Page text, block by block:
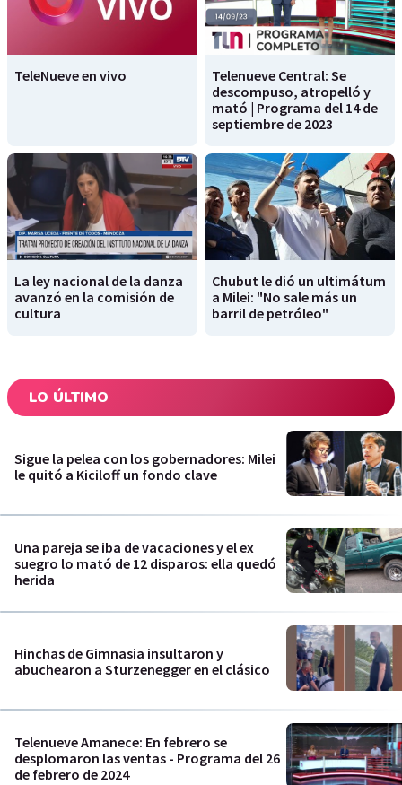
TeleNueve en vivo
Telenueve Central: Se
descompuso, atropelló y
mató | Programa del 14 de
septiembre de 2023
La ley nacional de la danza
avanzó en la comisión de
cultura
Chubut le dió un ultimátum
a Milei: "No sale más un
barril de petróleo"
LO ÚLTIMO
Sigue la pelea con los gobernadores: Milei
le quitó a Kiciloff un fondo clave
Una pareja se iba de vacaciones y el ex
suegro lo mató de 12 disparos: ella quedó
herida
Hinchas de Gimnasia insultaron y
abuchearon a Sturzenegger en el clásico
Telenueve Amanece: En febrero se
desplomaron las ventas - Programa del 26
de febrero de 2024